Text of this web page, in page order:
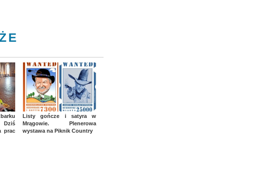
prac
Listy gończe i satyra w
Mrągowie. Plenerowa
wystawa na Piknik Country